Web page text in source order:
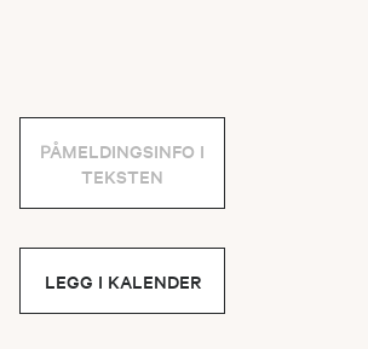
PÅMELDINGSINFO I
TEKSTEN
LEGG I KALENDER